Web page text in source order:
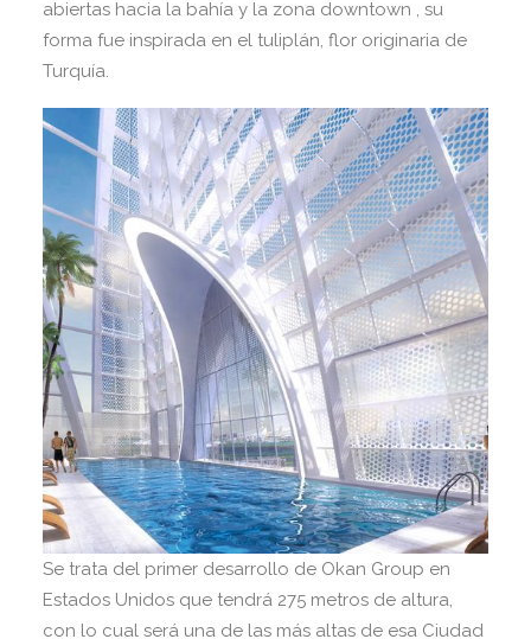
abiertas hacia la bahía y la zona downtown , su
forma fue inspirada en el tuliplán, flor originaria de
Turquía.
Se trata del primer desarrollo de Okan Group en
Estados Unidos que tendrá 275 metros de altura,
con lo cual será una de las más altas de esa Ciudad